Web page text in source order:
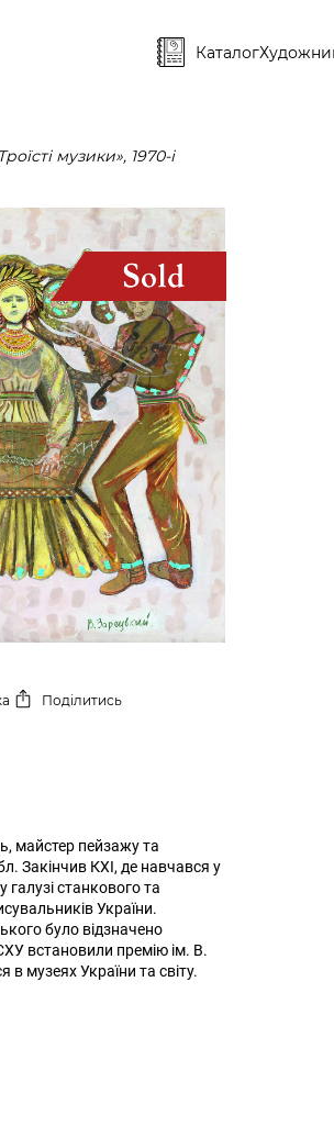
Каталог
музики», 1970-і
Поділитись
майстер пейзажу та
Закінчив КХІ, де навчався у
станкового та
України.
було відзначено
встановили премію ім. В.
музеях України та світу.